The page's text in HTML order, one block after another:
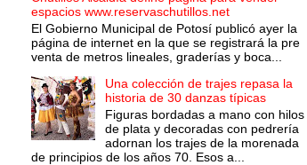
espacios www.reservaschutillos.net
El Gobierno Municipal de Potosí publicó ayer la
página de internet en la que se registrará la pre
venta de metros lineales, graderías y boca...
Una colección de trajes repasa la
historia de 30 danzas típicas
Figuras bordadas a mano con hilos
de plata y decoradas con pedrería
adornan los trajes de la morenada
de principios de los años 70. Esos a...